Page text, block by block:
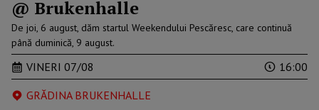
@ Brukenhalle
De joi, 6 august, dăm startul Weekendului Pescăresc, care continuă
până duminică, 9 august.
VINERI 07/08
16:00
GRĂDINA BRUKENHALLE